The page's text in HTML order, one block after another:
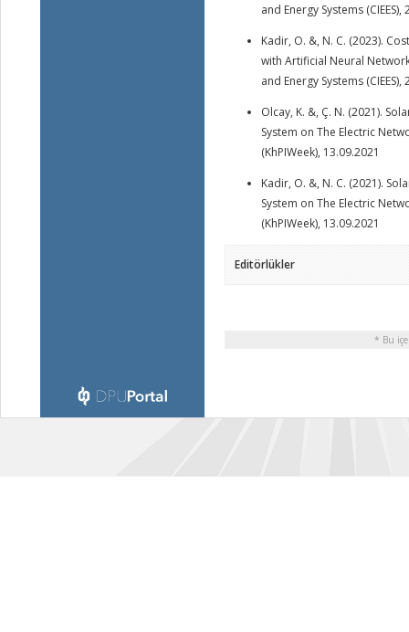
and Energy Systems (CIEES),
Kadir, O. &, N. C. (2023).
with Artificial Neural
and Energy Systems (CIEES),
Olcay, K. &, Ç. N. (2021).
System on The Electric
(KhPIWeek), 13.09.2021
Kadir, O. &, N. C. (2021).
System on The Electric
(KhPIWeek), 13.09.2021
Editörlükler
* Bu